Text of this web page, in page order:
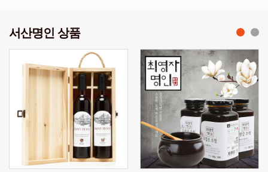
서산명인 상품